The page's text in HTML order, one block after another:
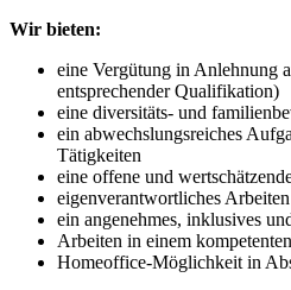
Wir bieten:
eine Vergütung in Anlehnung
entsprechender Qualifikation)
eine diversitäts- und
ein abwechslungsreiches
Tätigkeiten
eine offene und
eigenverantwortliches
ein angenehmes, inklusives
Arbeiten in einem
Homeoffice-Möglichkeit in